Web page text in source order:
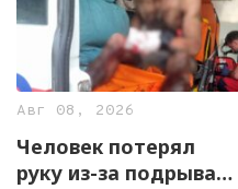
Авг 08, 2026
Человек потерял
руку из-за подрыва